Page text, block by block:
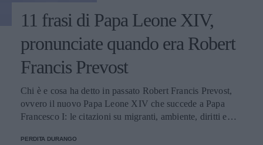
11 frasi di Papa Leone XIV,
pronunciate quando era Robert
Francis Prevost
Chi è e cosa ha detto in passato Robert Francis Prevost,
ovvero il nuovo Papa Leone XIV che succede a Papa
Francesco I: le citazioni su migranti, ambiente, diritti e
PERDITA DURANGO